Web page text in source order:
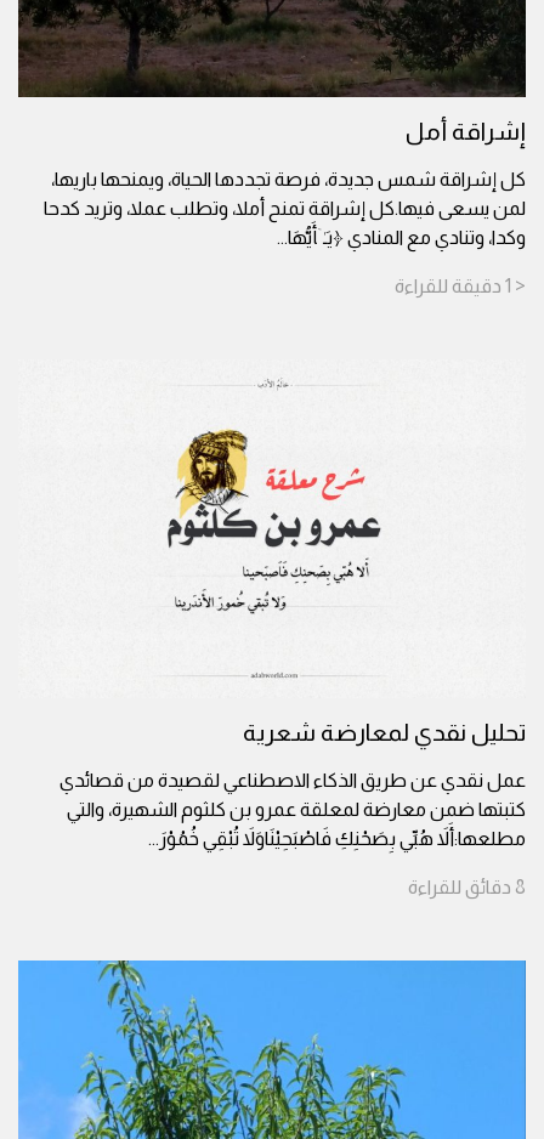
إشراقة أمل
كل إشراقة شمس جديدة، فرصة تجددها الحياة، ويمنحها باريها،
لمن يسعى فيها.كل إشراقة تمنح أملا، وتطلب عملا، وتريد كدحا
وكدا، وتنادي مع المنادي ﴿یَـٰۤأَیُّهَا...
< 1 دقيقة للقراءة
تحليل نقدي لمعارضة شعرية
عمل نقدي عن طريق الذكاء الاصطناعي لقصيدة من قصائدي
كتبتها ضمن معارضة لمعلقة عمرو بن كلثوم الشهيرة، والتي
مطلعها:أَلاَ هُبِّي بِصَحْنِكِ فَاصْبَحِيْنَاوَلاَ تُبْقِي خُمُوْرَ...
8 دقائق للقراءة